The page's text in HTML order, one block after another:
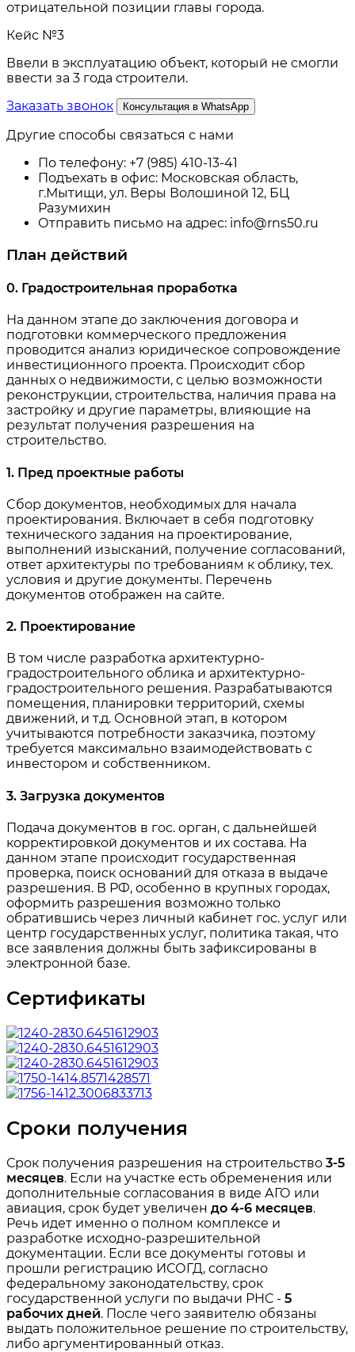
отрицательной позиции главы города.
Кейс №3
Ввели в эксплуатацию объект, который не смогли
ввести за 3 года строители.
Заказать звонок
Консультация в WhatsApp
Другие способы связаться с нами
По телефону: +7 (985) 410-13-41
Подъехать в офис: Московская область,
г.Мытищи, ул. Веры Волошиной 12, БЦ
Разумихин
Отправить письмо на адрес: info@rns50.ru
План действий
0. Градостроительная проработка
На данном этапе до заключения договора и
подготовки коммерческого предложения
проводится анализ юридическое сопровождение
инвестиционного проекта. Происходит сбор
данных о недвижимости, с целью возможности
реконструкции, строительства, наличия права на
застройку и другие параметры, влияющие на
результат получения разрешения на
строительство.
1. Пред проектные работы
Cбор документов, необходимых для начала
проектирования. Включает в себя подготовку
технического задания на проектирование,
выполнений изысканий, получение согласований,
ответ архитектуры по требованиям к облику, тех.
условия и другие документы. Перечень
документов отображен на сайте.
2. Проектирование
В том числе разработка архитектурно-
градостроительного облика и архитектурно-
градостроительного решения. Разрабатываются
помещения, планировки территорий, схемы
движений, и т.д. Основной этап, в котором
учитываются потребности заказчика, поэтому
требуется максимально взаимодействовать с
инвестором и собственником.
3. Загрузка документов
Подача документов в гос. орган, с дальнейшей
корректировкой документов и их состава. На
данном этапе происходит государственная
проверка, поиск оснований для отказа в выдаче
разрешения. В РФ, особенно в крупных городах,
оформить разрешения возможно только
обратившись через личный кабинет гос. услуг или
центр государственных услуг, политика такая, что
все заявления должны быть зафиксированы в
электронной базе.
Сертификаты
Сроки получения
Срок получения разрешения на строительство 3-5
месяцев. Если на участке есть обременения или
дополнительные согласования в виде АГО или
авиация, срок будет увеличен до 4-6 месяцев.
Речь идет именно о полном комплексе и
разработке исходно-разрешительной
документации. Если все документы готовы и
прошли регистрацию ИСОГД, согласно
федеральному законодательству, срок
государственной услуги по выдачи РНС - 5
рабочих дней. После чего заявителю обязаны
выдать положительное решение по строительству,
либо аргументированный отказ.